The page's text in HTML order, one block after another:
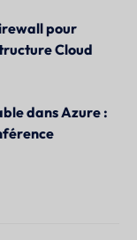
pour
Cloud
dans Azure :